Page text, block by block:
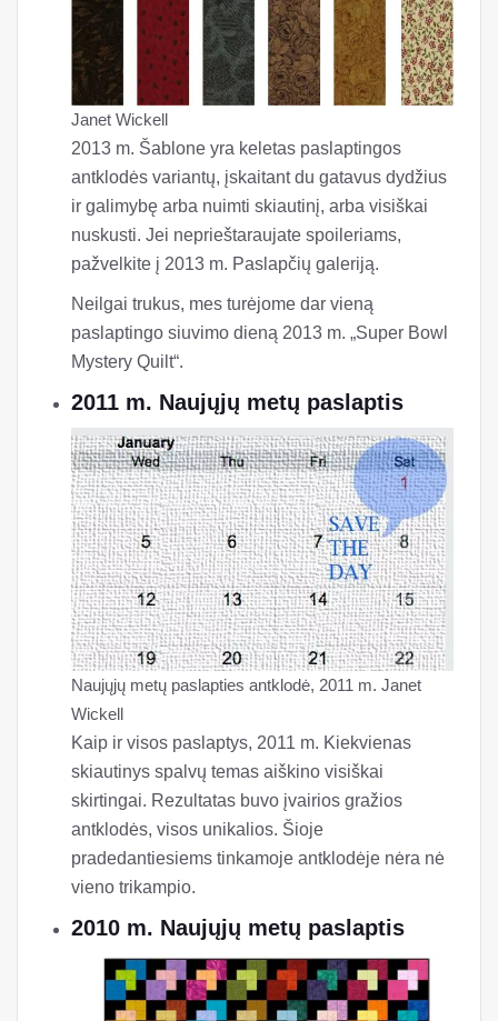
Janet Wickell
2013 m. Šablone yra keletas paslaptingos
antklodės variantų, įskaitant du gatavus dydžius
ir galimybę arba nuimti skiautinį, arba visiškai
nuskusti. Jei neprieštaraujate spoileriams,
pažvelkite į 2013 m. Paslapčių galeriją.
Neilgai trukus, mes turėjome dar vieną
paslaptingo siuvimo dieną 2013 m. „Super Bowl
Mystery Quilt“.
2011 m. Naujųjų metų paslaptis
Naujųjų metų paslapties antklodė, 2011 m. Janet
Wickell
Kaip ir visos paslaptys, 2011 m. Kiekvienas
skiautinys spalvų temas aiškino visiškai
skirtingai. Rezultatas buvo įvairios gražios
antklodės, visos unikalios. Šioje
pradedantiesiems tinkamoje antklodėje nėra nė
vieno trikampio.
2010 m. Naujųjų metų paslaptis